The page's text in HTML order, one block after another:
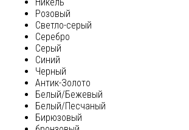
Никель
Розовый
Светло-серый
Серебро
Серый
Синий
Черный
Антик-Золото
Белый/Бежевый
Белый/Песчаный
Бирюзовый